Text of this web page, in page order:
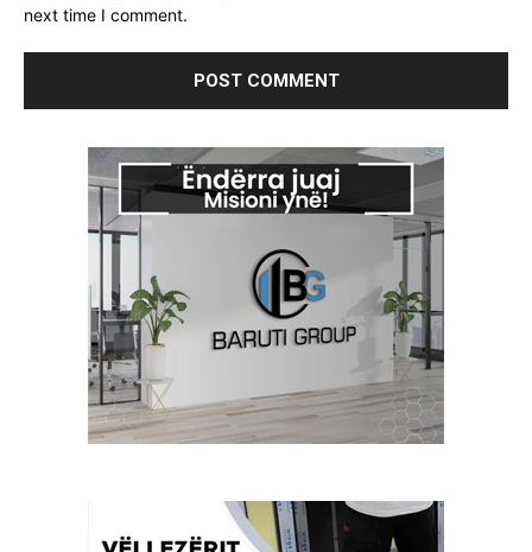
next time I comment.